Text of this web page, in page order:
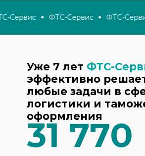
Сервис ФТС-Сервис ФТС-
31 770
Уже 7 лет ФТС-
эффективно
любые задачи в
логистики и
оформления